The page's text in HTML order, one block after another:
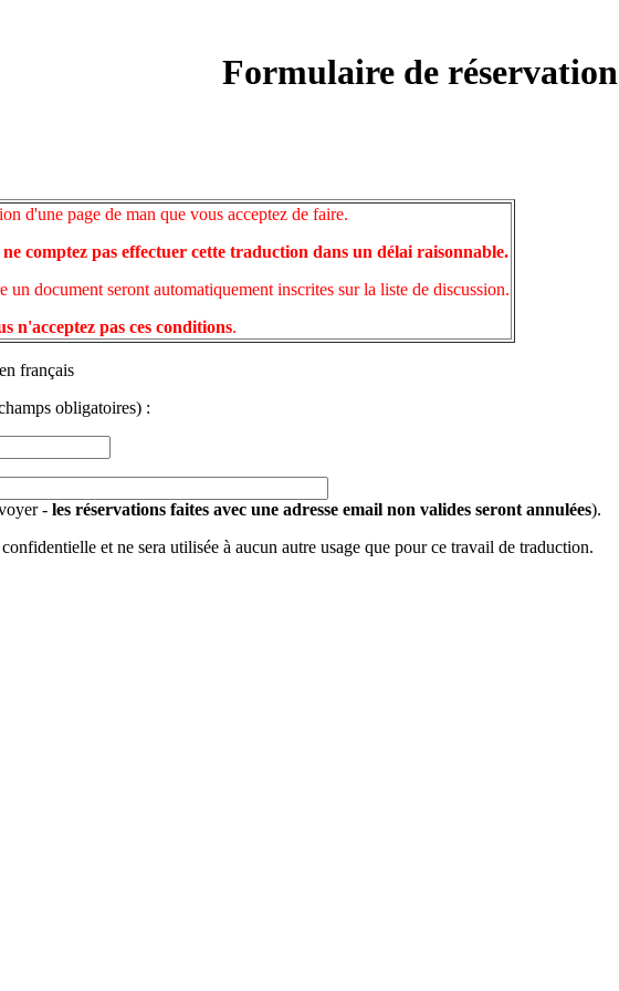
Formulaire de réservation
d'une page de man que vous acceptez de faire.
comptez pas effectuer cette traduction dans un délai raisonnable.
un document seront automatiquement inscrites sur la liste de discussion.
n'acceptez pas ces conditions.
français
obligatoires) :
- les réservations faites avec une adresse email non valides seront annulées).
et ne sera utilisée à aucun autre usage que pour ce travail de traduction.